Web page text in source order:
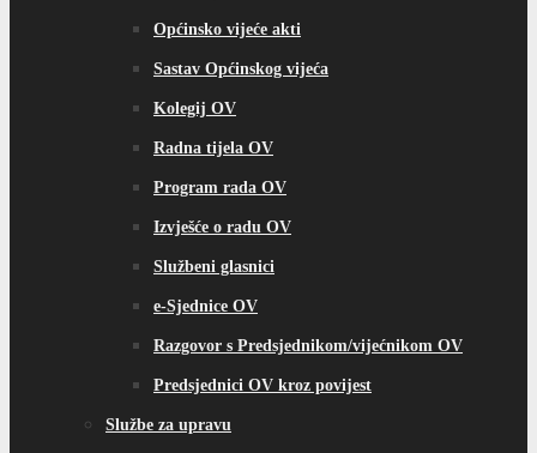
Općinsko vijeće akti
Sastav Općinskog vijeća
Kolegij OV
Radna tijela OV
Program rada OV
Izvješće o radu OV
Službeni glasnici
e-Sjednice OV
Razgovor s Predsjednikom/vijećnikom OV
Predsjednici OV kroz povijest
Službe za upravu